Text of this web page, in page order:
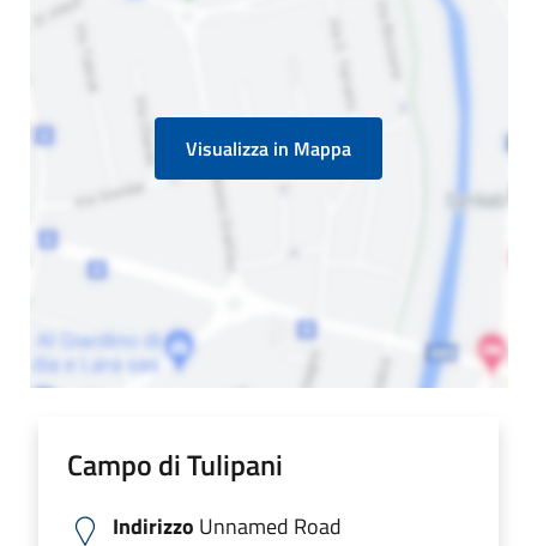
Visualizza in Mappa
Campo di Tulipani
Indirizzo Unnamed Road